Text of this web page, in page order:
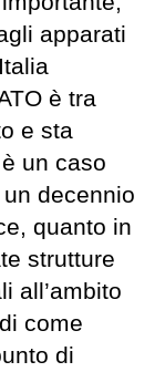
apparati
è tra
e sta
un caso
decennio
quanto in
strutture
all’ambito
come
di